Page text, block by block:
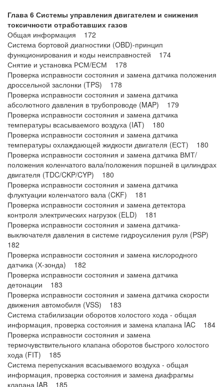
Глава 6 Системы управления двигателем и снижения
токсичности отработавших газов
Общая информация 172
Система бортовой диагностики (OBD)-принцип
функционирования и коды неисправностей 174
Снятие и установка РСМ/ЕСМ 178
Проверка исправности состояния и замена датчика положения
дроссельной заслонки (TPS) 178
Проверка исправности состояния и замена датчика
абсолютного давления в трубопроводе (MAP) 179
Проверка исправности состояния и замена датчика
температуры всасываемого воздуха (IAT) 180
Проверка исправности состояния и замена датчика
температуры охлаждающей жидкости двигателя (ЕСТ) 180
Проверка исправности состояния и замена датчика ВМТ/
положения коленчатого вала/положения поршней в цилиндрах
двигателя (TDC/CKP/CYP) 180
Проверка исправности состояния и замена датчика
флуктуации коленчатого вала (CKF) 181
Проверка исправности состояния и замена детектора
контроля электрических нагрузок (ELD) 181
Проверка исправности состояния и замена датчика-
выключателя давления в системе гидроусиления руля (PSP)
182
Проверка исправности состояния и замена кислородного
датчика (Х-зонда) 182
Проверка исправности состояния и замена датчика
детонации 183
Проверка исправности состояния и замена датчика скорости
движения автомобиля (VSS) 183
Система стабилизации оборотов холостого хода - общая
информация, проверка состояния и замена клапана IAC 184
Проверка исправности состояния и замена
термочувствительного клапана оборотов быстрого холостого
хода (FIT) 185
Система перепускания всасываемого воздуха - общая
информация, проверка состояния и замена диафрагмы
клапана IAB 185